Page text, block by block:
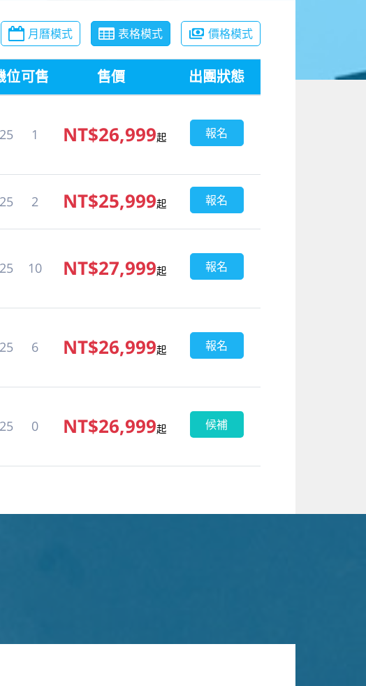
月曆模式 表格模式 價格模式
位可售 售價 出團狀態
25 1 NT$26,999起 報名
25 2 NT$25,999起 報名
25 10 NT$27,999起 報名
25 6 NT$26,999起 報名
25 0 NT$26,999起 候補